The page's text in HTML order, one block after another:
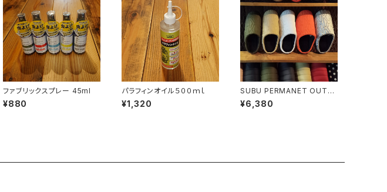
ファブリックスプレー 45ml
¥880
パラフィンオイル５００ｍｌ
¥1,320
SUBU PERMANET OUTLI
NE
¥6,380